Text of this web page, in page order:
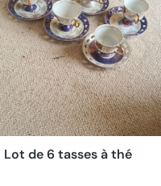
Lot de 6 tasses à thé